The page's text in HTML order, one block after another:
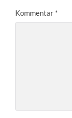
Kommentar *